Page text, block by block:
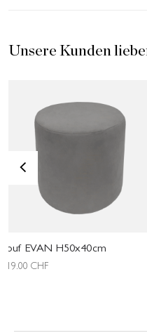
Unsere Kunden
Pouf EVAN H50x40cm
119.00 CHF
<